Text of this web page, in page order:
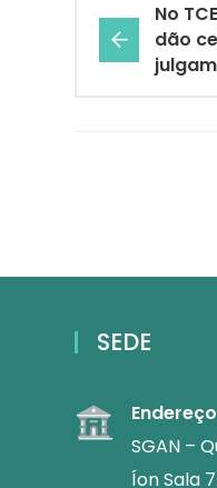
No
dão
SEDE
Endereço
SGAN –
Íon Sala